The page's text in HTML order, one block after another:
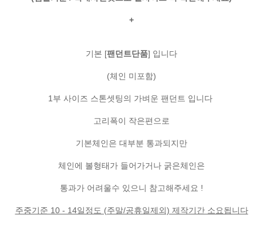
+
기본 [팬던트단품] 입니다
(체인 미포함)
1부 사이즈 스톤셋팅의 가벼운 팬던트 입니다
고리폭이 작은편으로
기본체인은 대부분 통과되지만
체인에 볼형태가 들어가거나 굵은체인은
통과가 어려울수 있으니 참고해주세요 !
주중기준 10 - 14일정도 (주말/공휴일제외) 제작기간 소요됩니다